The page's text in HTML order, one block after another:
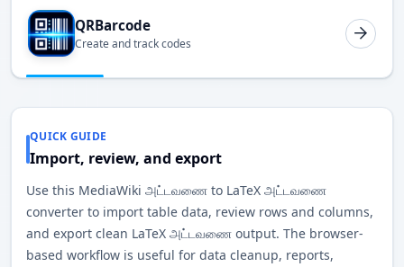
QRBarcode
Create and track codes
QUICK GUIDE
Import, review, and export
Use this MediaWiki அட்டவணை to LaTeX அட்டவணை
converter to import table data, review rows and columns,
and export clean LaTeX அட்டவணை output. The browser-
based workflow is useful for data cleanup, reports,